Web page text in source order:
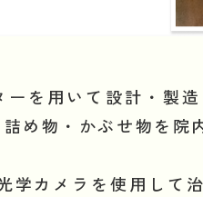
を用いて設計・製
め物・かぶせ物を院
学カメラを使用して